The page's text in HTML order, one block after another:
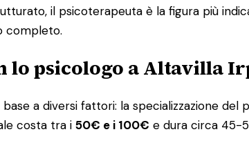
il psicoterapeuta è la figura più
completo.
lo psicologo a Altavilla
a diversi fattori: la specializzazione
costa tra i 50€ e i 100€ e dura circa 45-